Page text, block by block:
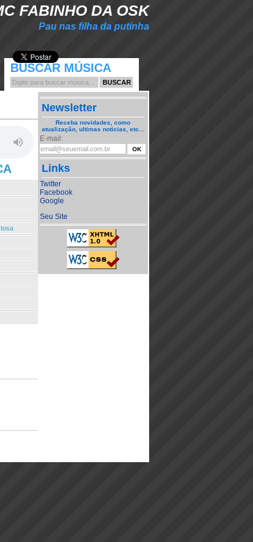
FABINHO DA OSK
Pau nas filha da putinha
BUSCAR MÚSICA
Newsletter
Receba novidades, como
atualização, ultimas noticias, etc...
E-mail:
Links
Twitter
Facebook
Google
Seu Site